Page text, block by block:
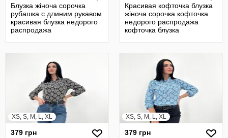
Блузка жіноча сорочка
рубашка с длиним рукавом
красивая блузка недорого
распродажа
Красивая кофточка блузка
жіноча сорочка кофточка
недорого распродажа
кофточка блузка
XS, S, M, L, XL
379 грн
XS, S, M, L, XL
379 грн